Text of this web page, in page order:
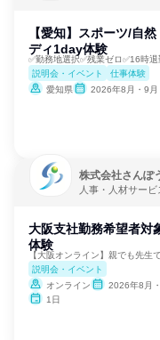
【愛知】スポーツ/自
ディ1day体験
✅勤務地選択✅残業ゼロ✅16時
説明会・イベント
仕事体験
愛知県
2026年8月・9月
株式会社さんぽ
人事・人材サー
大阪支社勤務希望者対
体験
説明会・イベント
オンライン
2026年8月・9
1日